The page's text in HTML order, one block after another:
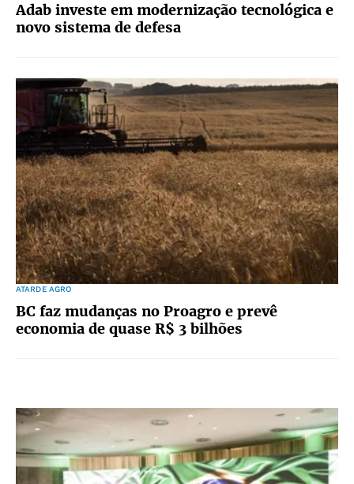
Adab investe em modernização tecnológica e
novo sistema de defesa
ATARDE AGRO
BC faz mudanças no Proagro e prevê
economia de quase R$ 3 bilhões